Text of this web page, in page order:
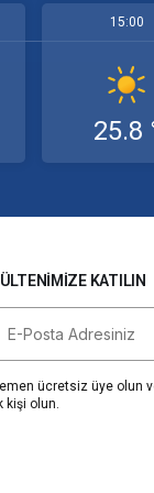
15:00
25.8
KATILIN
ücretsiz üye olun
kişi olun.